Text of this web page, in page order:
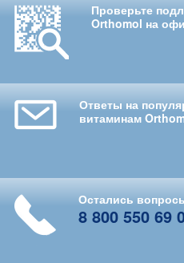
Проверьте
Orthomol на
Ответы на
витаминам
Остались
8 800 550 69